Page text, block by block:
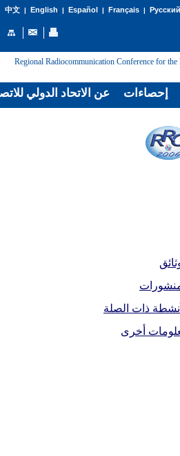
中文| English | Español | Français| Русский
: [Regional Radiocommunication Conference for
ذات الصلة
أخرى
عن الاتحاد الدولي إحصاءات